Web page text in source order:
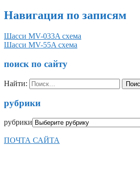
Навигация по записям
Шасси MV-033A схема
Шасси MV-55A схема
поиск по сайту
Найти:
рубрики
рубрики
ПОЧТА САЙТА